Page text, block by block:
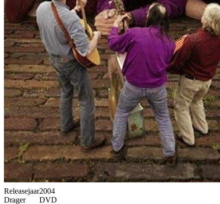
Releasejaar2004
Drager
DVD